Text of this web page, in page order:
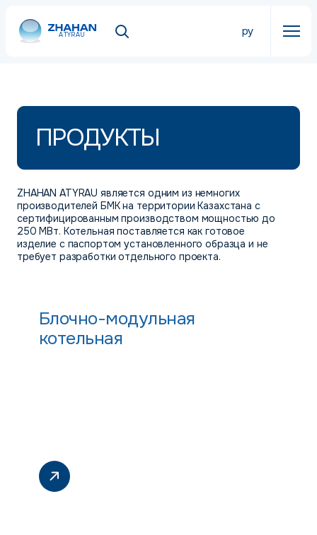
ATYRAU ру
ПРОДУКТЫ
ZHAHAN ATYRAU является одним из немногих
производителей БМК на территории Казахстана с
сертифицированным производством мощностью до
250 МВт. Котельная поставляется как готовое
изделие с паспортом установленного образца и не
требует разработки отдельного проекта.
Блочно-модульная
котельная